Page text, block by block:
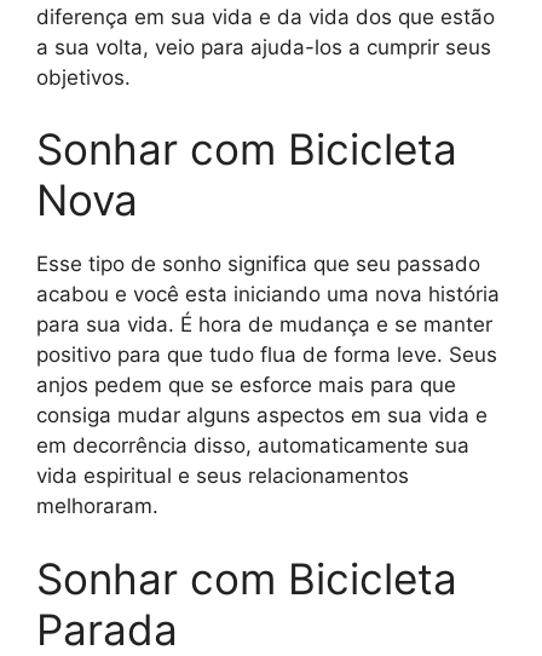
diferença em sua vida e da vida dos que estão
a sua volta, veio para ajuda-los a cumprir seus
objetivos.
Sonhar com Bicicleta
Nova
Esse tipo de sonho significa que seu passado
acabou e você esta iniciando uma nova história
para sua vida. É hora de mudança e se manter
positivo para que tudo flua de forma leve. Seus
anjos pedem que se esforce mais para que
consiga mudar alguns aspectos em sua vida e
em decorrência disso, automaticamente sua
vida espiritual e seus relacionamentos
melhoraram.
Sonhar com Bicicleta
Parada